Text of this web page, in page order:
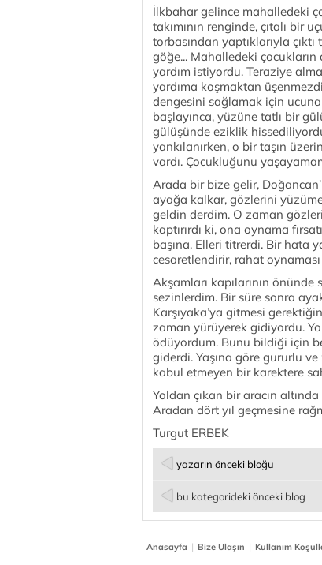
İlkbahar gelince mahalledeki
takımının renginde, çıtalı bir
torbasından yaptıklarıyla
göğe... Mahalledeki
yardım istiyordu. Teraziye
yardıma koşmaktan
dengesini sağlamak için
başlayınca, yüzüne tatlı bir
gülüşünde eziklik
yankılanırken, o bir taşın
vardı. Çocukluğunu
Arada bir bize gelir,
ayağa kalkar, gözlerini yüzüme
geldin derdim. O zaman
kaptırırdı ki, ona oynama
başına. Elleri titrerdi. Bir hata
cesaretlendirir, rahat
Akşamları kapılarının
sezinlerdim. Bir süre sonra
Karşıyaka’ya gitmesi
zaman yürüyerek gidiyordu.
ödüyordum. Bunu bildiği için
giderdi. Yaşına göre gururlu ve
kabul etmeyen bir karektere
Yoldan çıkan bir aracın
Aradan dört yıl geçmesine
Turgut ERBEK
yazarın önceki bloğu
bu kategorideki önceki blog
Anasayfa | Bize Ulaşın | Kullanım